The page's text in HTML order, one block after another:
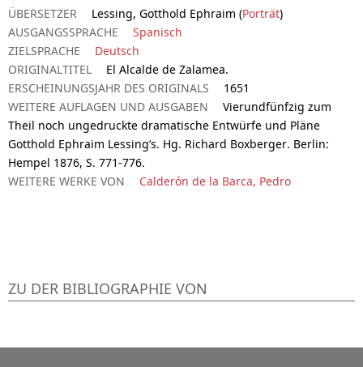
ÜBERSETZER Lessing, Gotthold Ephraim (Porträt)
AUSGANGSSPRACHE
Spanisch
ZIELSPRACHE
Deutsch
ORIGINALTITEL
El Alcalde de Zalamea.
ERSCHEINUNGSJAHR DES ORIGINALS
1651
WEITERE AUFLAGEN UND AUSGABEN
Vierundfünfzig zum
Theil noch ungedruckte dramatische Entwürfe und Pläne
Gotthold Ephraim Lessing’s. Hg. Richard Boxberger. Berlin:
Hempel 1876, S. 771-776.
WEITERE WERKE VON
Calderón de la Barca, Pedro
ZU DER BIBLIOGRAPHIE VON